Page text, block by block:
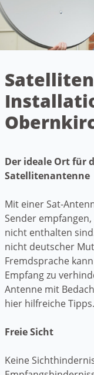
Der ideale Ort für
Satellitenantenne
Mit einer Sat-
Sender
nicht enthalten
nicht deutscher
Fremdsprache
Empfang zu
Antenne mit
hier hilfreiche
Freie Sicht
Keine